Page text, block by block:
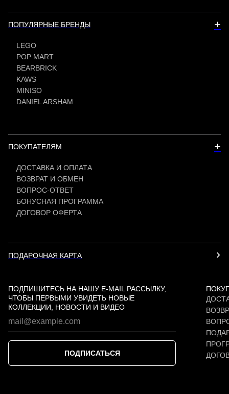
ПОПУЛЯРНЫЕ БРЕНДЫ +
LEGO
POP MART
BEARBRICK
KAWS
MINISO
DANIEL ARSHAM
ПОКУПАТЕЛЯМ +
ДОСТАВКА И ОПЛАТА
ВОЗВРАТ И ОБМЕН
ВОПРОС-ОТВЕТ
БОНУСНАЯ ПРОГРАММА
ДОГОВОР ОФЕРТА
ПОДАРОЧНАЯ КАРТА
ПОДПИШИТЕСЬ НА НАШУ E-MAIL РАССЫЛКУ,
ЧТОБЫ ПЕРВЫМИ УВИДЕТЬ НОВЫЕ
КОЛЛЕКЦИИ, НОВОСТИ И ВИДЕО
ПОДПИСАТЬСЯ